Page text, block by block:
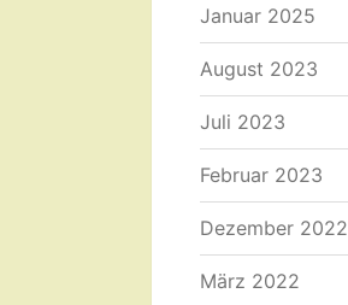
Januar 2025
August 2023
Juli 2023
Februar 2023
Dezember 2022
März 2022